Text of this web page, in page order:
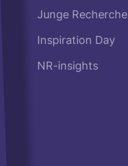
Junge Recherche
Inspiration Day
NR-insights